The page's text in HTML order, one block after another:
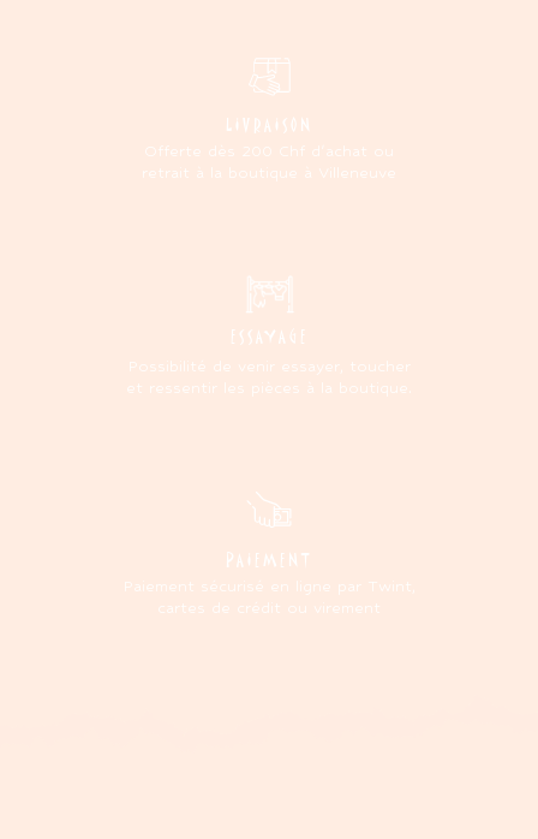
LIVRAISON
Offerte dès 200 Chf d'achat ou
retrait à la boutique à Villeneuve
ESSAYAGE
Possibilité de venir essayer, toucher
et ressentir les pièces à la boutique.
PAIEMENT
Paiement sécurisé en ligne par Twint,
cartes de crédit ou virement